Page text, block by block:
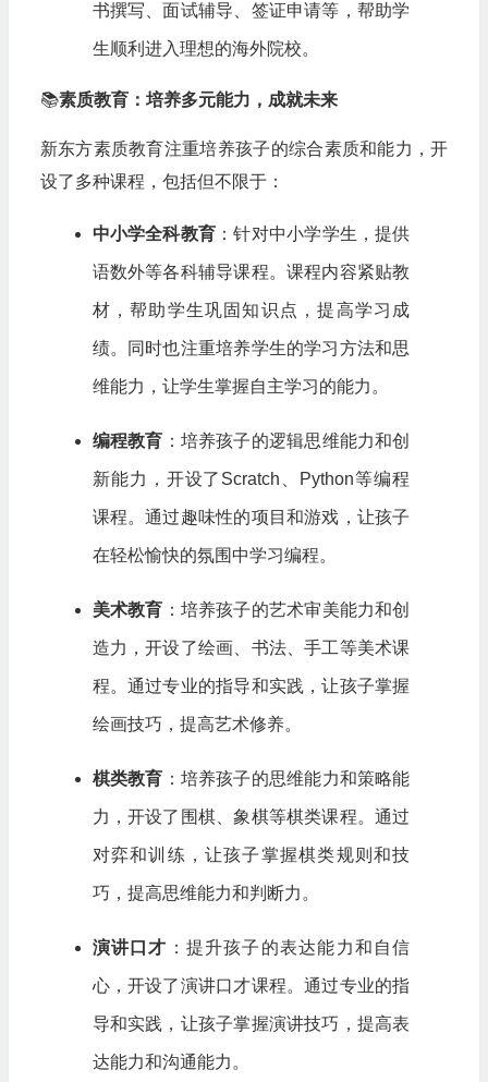
书撰写、面试辅导、签证申请等，帮助学
生顺利进入理想的海外院校。
📚素质教育：培养多元能力，成就未来
新东方素质教育注重培养孩子的综合素质和能力，开
设了多种课程，包括但不限于：
中小学全科教育 ：针对中小学学生，提供
语数外等各科辅导课程。课程内容紧贴教
材，帮助学生巩固知识点，提高学习成
绩。同时也注重培养学生的学习方法和思
维能力，让学生掌握自主学习的能力。
编程教育 ：培养孩子的逻辑思维能力和创
新能力，开设了Scratch、Python等编程
课程。通过趣味性的项目和游戏，让孩子
在轻松愉快的氛围中学习编程。
美术教育 ：培养孩子的艺术审美能力和创
造力，开设了绘画、书法、手工等美术课
程。通过专业的指导和实践，让孩子掌握
绘画技巧，提高艺术修养。
棋类教育 ：培养孩子的思维能力和策略能
力，开设了围棋、象棋等棋类课程。通过
对弈和训练，让孩子掌握棋类规则和技
巧，提高思维能力和判断力。
演讲口才 ：提升孩子的表达能力和自信
心，开设了演讲口才课程。通过专业的指
导和实践，让孩子掌握演讲技巧，提高表
达能力和沟通能力。